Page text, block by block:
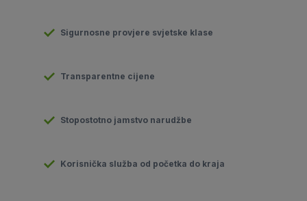
Sigurnosne provjere svjetske klase
Transparentne cijene
Stopostotno jamstvo narudžbe
Korisnička služba od početka do kraja